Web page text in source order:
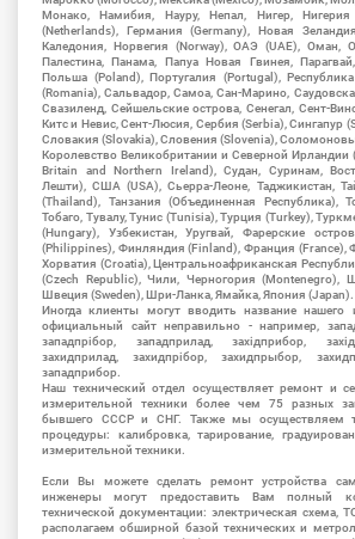
Монако, Намибия, Науру, Непал, Нигер,
(Netherlands), Германия (Germany), Новая
Каледония, Норвегия (Norway), ОАЭ (UAE), Оман,
Палестина, Панама, Папуа Новая Гвинея,
Польша (Poland), Португалия (Portugal),
(Romania), Сальвадор, Самоа, Сан-Марино,
Свазиленд, Сейшельские острова, Сенегал, Сент-
Китс и Невис, Сент-Люсия, Сербия (Serbia), Сингапур
Словакия (Slovakia), Словения (Slovenia),
Королевство Великобритании и Северной Ирландии
Britain and Northern Ireland), Судан, Суринам,
Лешти), США (USA), Сьерра-Леоне, Таджикистан,
(Thailand), Танзания (Объединенная Республика),
Тобаго, Тувалу, Тунис (Tunisia), Турция (Turkey),
(Hungary), Узбекистан, Уругвай, Фарерские
(Philippines), Финляндия (Finland), Франция (France),
Хорватия (Croatia), Центральноафриканская
(Czech Republic), Чили, Черногория (Montenegro),
Швеция (Sweden), Шри-Ланка, Ямайка, Япония (Japan).
Иногда клиенты могут вводить название нашего
официальный сайт неправильно - например,
западпрібор, западприлад, західприбор,
захидприлад, захидпрібор, захидпрыбор,
западприбор.
Наш технический отдел осуществляет ремонт и
измерительной техники более чем 75 разных
бывшего СССР и СНГ. Также мы осуществляем
процедуры: калибровка, тарирование,
измерительной техники.
Если Вы можете сделать ремонт устройства
инженеры могут предоставить Вам полный
технической документации: электрическая
располагаем обширной базой технических и